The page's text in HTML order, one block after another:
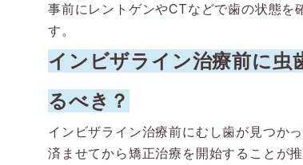
事前にレントゲンやCTなどで歯の状態を
す。
インビザライン治療前に虫
るべき？
インビザライン治療前にむし歯が見つか
済ませてから矯正治療を開始することが推